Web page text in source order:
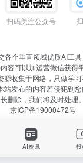
扫码关注公众号
各个垂直领域优质AI工
容可以加运营微信获得
源收集于网络，只做学
站发布的内容若侵犯到
长删除，我们将及时处理。
京ICP备19000472号
AI资讯 投